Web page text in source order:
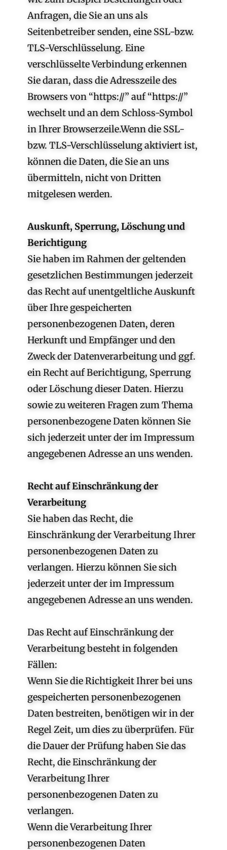
Anfragen, die Sie an uns als
Seitenbetreiber senden, eine SSL-bzw.
TLS-Verschlüsselung. Eine
verschlüsselte Verbindung erkennen
Sie daran, dass die Adresszeile des
Browsers von “https://” auf “https://”
wechselt und an dem Schloss-Symbol
in Ihrer Browserzeile.Wenn die SSL-
bzw. TLS-Verschlüsselung aktiviert ist,
können die Daten, die Sie an uns
übermitteln, nicht von Dritten
mitgelesen werden.
Auskunft, Sperrung, Löschung und
Berichtigung
Sie haben im Rahmen der geltenden
gesetzlichen Bestimmungen jederzeit
das Recht auf unentgeltliche Auskunft
über Ihre gespeicherten
personenbezogenen Daten, deren
Herkunft und Empfänger und den
Zweck der Datenverarbeitung und ggf.
ein Recht auf Berichtigung, Sperrung
oder Löschung dieser Daten. Hierzu
sowie zu weiteren Fragen zum Thema
personenbezogene Daten können Sie
sich jederzeit unter der im Impressum
angegebenen Adresse an uns wenden.
Recht auf Einschränkung der
Verarbeitung
Sie haben das Recht, die
Einschränkung der Verarbeitung Ihrer
personenbezogenen Daten zu
verlangen. Hierzu können Sie sich
jederzeit unter der im Impressum
angegebenen Adresse an uns wenden.
Das Recht auf Einschränkung der
Verarbeitung besteht in folgenden
Fällen:
Wenn Sie die Richtigkeit Ihrer bei uns
gespeicherten personenbezogenen
Daten bestreiten, benötigen wir in der
Regel Zeit, um dies zu überprüfen. Für
die Dauer der Prüfung haben Sie das
Recht, die Einschränkung der
Verarbeitung Ihrer
personenbezogenen Daten zu
verlangen.
Wenn die Verarbeitung Ihrer
personenbezogenen Daten